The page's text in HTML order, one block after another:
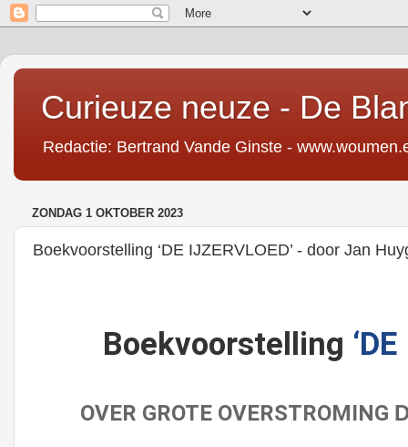
Curieuze neuze - De
Redactie: Bertrand Vande Ginste -
ZONDAG 1 OKTOBER 2023
Boekvoorstelling ‘DE IJZERVLOED’ - door Jan
Boekvoorstelling
OVER GROTE OVERSTROMING